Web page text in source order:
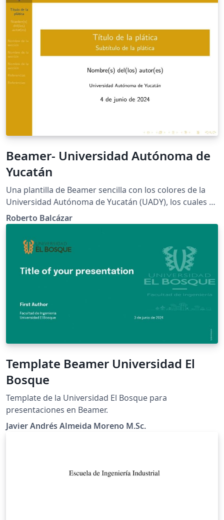
Beamer- Universidad Autónoma de
Yucatán
Una plantilla de Beamer sencilla con los colores de la
Universidad Autónoma de Yucatán (UADY), los cuales se
pueden cambiar por el azul correspondiente en el
preámbulo.
Roberto Balcázar
Template Beamer Universidad El
Bosque
Template de la Universidad El Bosque para
presentaciones en Beamer.
Javier Andrés Almeida Moreno M.Sc.